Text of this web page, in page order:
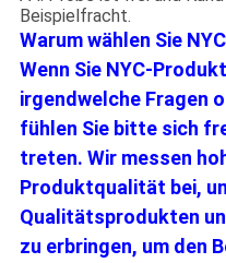
Beispielfracht.
Warum wählen Sie
Wenn Sie NYC-
irgendwelche Fragen
fühlen Sie bitte sich
treten. Wir messen
Produktqualität bei,
Qualitätsprodukten
zu erbringen, um den